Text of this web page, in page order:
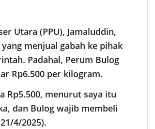
Utara (PPU), Jamaluddin,
menjual gabah ke pihak
Padahal, Perum Bulog
Rp6.500 per kilogram.
Rp5.500, menurut saya itu
dan Bulog wajib membeli
4/2025).